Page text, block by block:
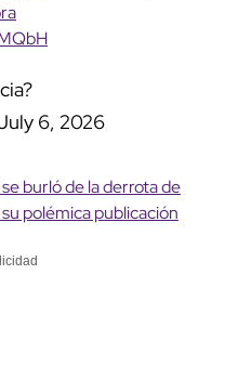
6, 2026
burló de la derrota de
polémica publicación